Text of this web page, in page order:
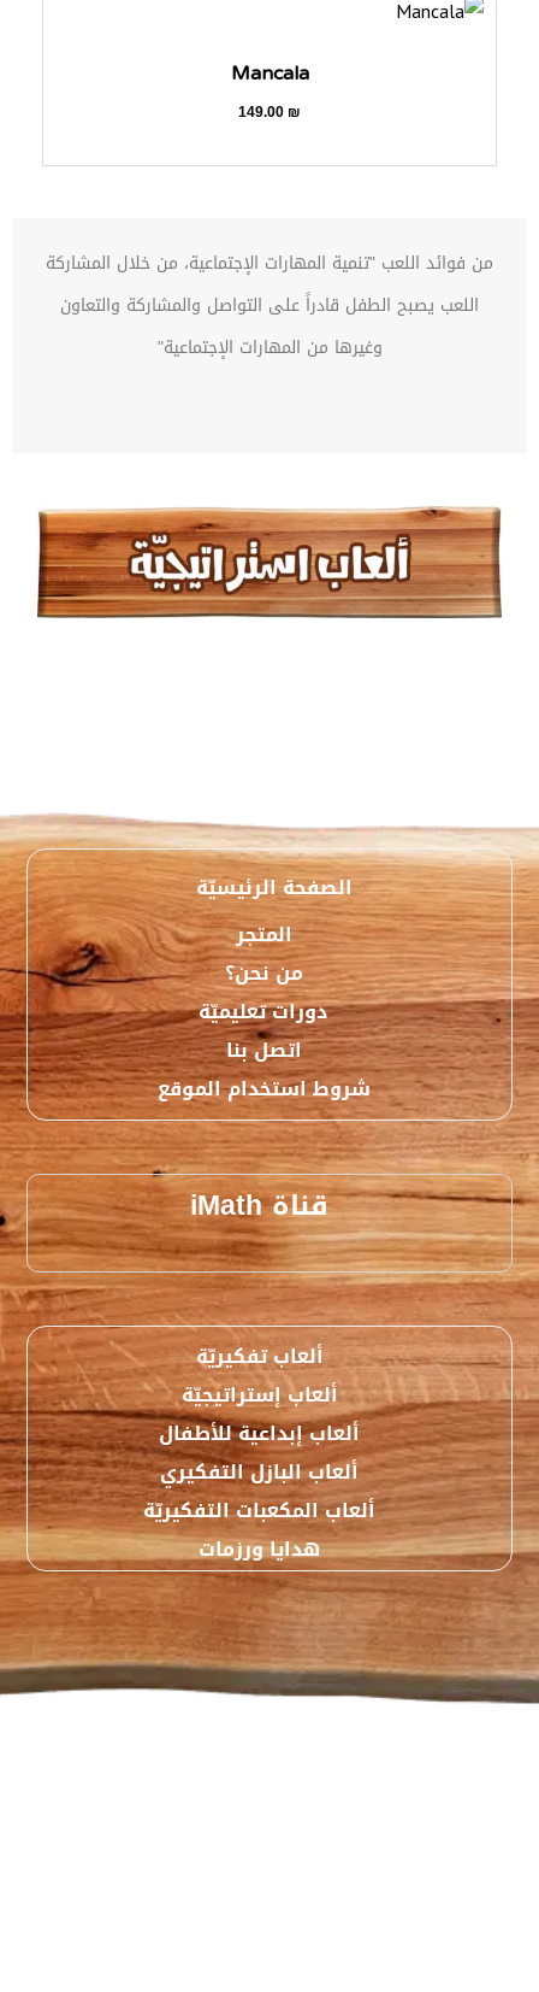
Mancala
149.00₪
من فوائد اللعب "تنمية المهارات الإجتماعية، من خلال المشاركة
اللعب يصبح الطفل قادراً على التواصل والمشاركة والتعاون
وغيرها من المهارات الإجتماعية"
الصفحة الرئيسيّة
المتجر
من نحن؟
دورات تعليميّة
اتصل بنا
شروط استخدام الموقع
قناة iMath
ألعاب تفكيريّة
ألعاب إستراتيجيّة
ألعاب إبداعية للأطفال
ألعاب البازل التفكيري
ألعاب المكعبات التفكيريّة
هدايا ورزمات